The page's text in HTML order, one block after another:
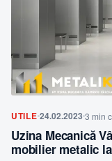
UTILE 24.02.2023 3 min
Uzina Mecanică
mobilier metalic